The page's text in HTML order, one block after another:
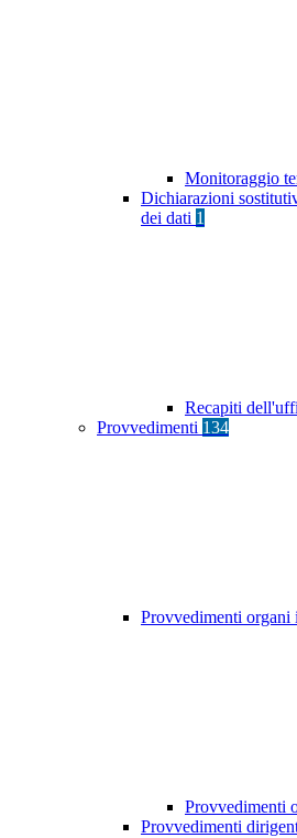
Monitoraggio
Dichiarazioni
dei dati 1
Recapiti
Provvedimenti 134
Provvedimenti
Provvedimenti
Provvedimenti